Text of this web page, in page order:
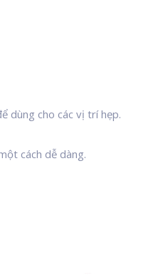
dùng cho các vị trí hẹp.
cách dễ dàng.